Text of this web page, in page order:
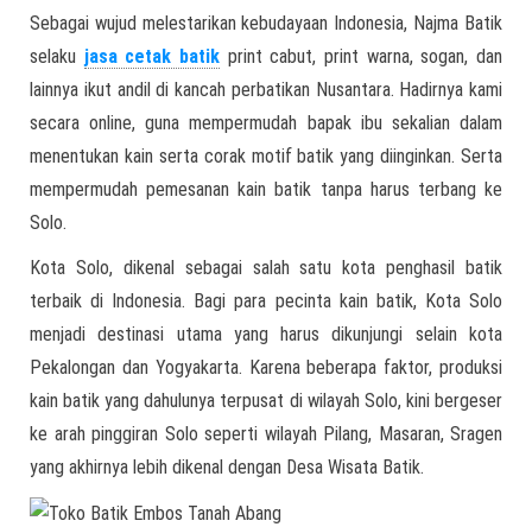
Sebagai wujud melestarikan kebudayaan Indonesia, Najma Batik
selaku jasa cetak batik print cabut, print warna, sogan, dan
lainnya ikut andil di kancah perbatikan Nusantara. Hadirnya kami
secara online, guna mempermudah bapak ibu sekalian dalam
menentukan kain serta corak motif batik yang diinginkan. Serta
mempermudah pemesanan kain batik tanpa harus terbang ke
Solo.
Kota Solo, dikenal sebagai salah satu kota penghasil batik
terbaik di Indonesia. Bagi para pecinta kain batik, Kota Solo
menjadi destinasi utama yang harus dikunjungi selain kota
Pekalongan dan Yogyakarta. Karena beberapa faktor, produksi
kain batik yang dahulunya terpusat di wilayah Solo, kini bergeser
ke arah pinggiran Solo seperti wilayah Pilang, Masaran, Sragen
yang akhirnya lebih dikenal dengan Desa Wisata Batik.